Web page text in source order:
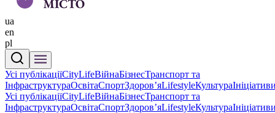
ua
en
pl
Усі публікаціїCityLifeВійнаБізнесТранспорт та
ІнфраструктураОсвітаСпортЗдоровʼяLifestyleКультура
Усі публікаціїCityLifeВійнаБізнесТранспорт та
ІнфраструктураОсвітаСпортЗдоровʼяLifestyleКультура